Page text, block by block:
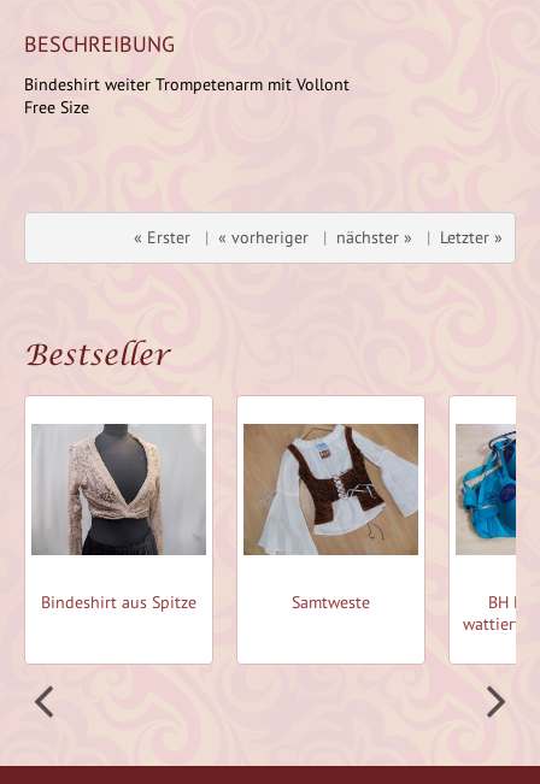
BESCHREIBUNG
Bindeshirt weiter Trompetenarm mit Vollont
Free Size
« Erster | « vorheriger | nächster » | Letzter »
Bestseller
Bindeshirt aus Spitze Samtweste
BH
wattiert,